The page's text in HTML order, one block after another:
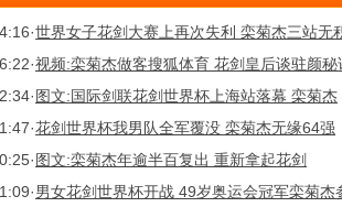
·世界女子花剑大赛上再次失利 栾菊杰三站无
·视频:栾菊杰做客搜狐体育 花剑皇后谈驻颜秘
· 图文:国际剑联花剑世界杯上海站落幕 栾菊杰
·花剑世界杯我男队全军覆没 栾菊杰无缘64强
· 图文:栾菊杰年逾半百复出 重新拿起花剑
·男女花剑世界杯开战 49岁奥运会冠军栾菊杰